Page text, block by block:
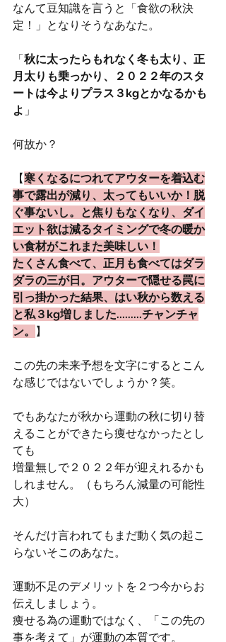
なんて豆知識を言うと「食欲の秋決
定！」となりそうなあなた。
「秋に太ったらもれなく冬も太り、正
月太りも乗っかり、２０２２年のスタ
ートは今よりプラス３kgとかなるかも
よ 」
何故か？
【寒くなるにつれてアウターを着込む
事で露出が減り、太ってもいいか！脱
ぐ事ないし。と焦りもなくなり、ダイ
エット欲は減るタイミングで冬の暖か
い食材がこれまた美味しい！
たくさん食べて、正月も食べてはダラ
ダラの三が日。アウターで隠せる罠に
引っ掛かった結果、はい秋から数える
と私３kg増しました.........チャンチャ
ン。
】
この先の未来予想を文字にするとこん
な感じではないでしょうか？笑。
でもあなたが秋から運動の秋に切り替
えることができたら痩せなかったとし
ても
増量無しで２０２２年が迎えれるかも
しれません。（もちろん減量の可能性
大）
そんだけ言われてもまだ動く気の起こ
らないそこのあなた。
運動不足のデメリットを２つ今からお
伝えしましょう。
痩せる為の運動ではなく、「この先の
事を考えて」が運動の本質です。